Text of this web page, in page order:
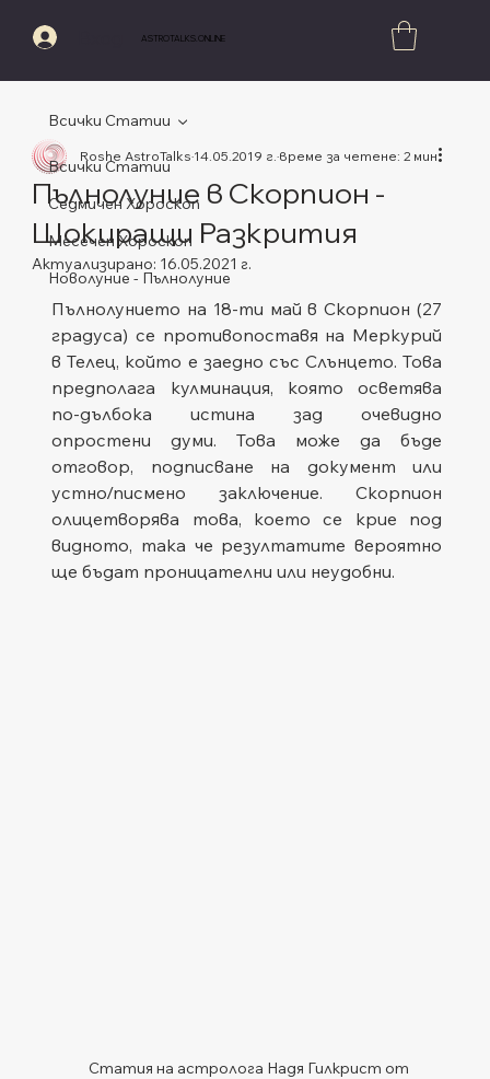
ASTROTALKS.ONLINE
Всички Статии
Седмичен Хороскоп
Месечен Хороскоп
Новолуние - Пълнолуние
Всички Статии
Пълнолуние в Скорпион -
Шокиращи Разкрития
Roshe AstroTalks14.05.2019 г.време за четене: 2 мин.
Актуализирано: 16.05.2021 г.
Оценено с NaN от 5 звезди.
Пълнолунието на 18-ти май в Скорпион (27
градуса) се противопоставя на Меркурий
в Телец, който е заедно със Слънцето. Това
предполага кулминация, която осветява
по-дълбока истина зад очевидно
опростени думи. Това може да бъде
отговор, подписване на документ или
устно/писмено заключение. Скорпион
олицетворява това, което се крие под
видното, така че резултатите вероятно
ще бъдат проницателни или неудобни.
Статия на астролога Надя Гилкрист от